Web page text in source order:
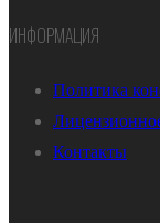
ИНФОРМАЦИЯ
Политика
Контакты